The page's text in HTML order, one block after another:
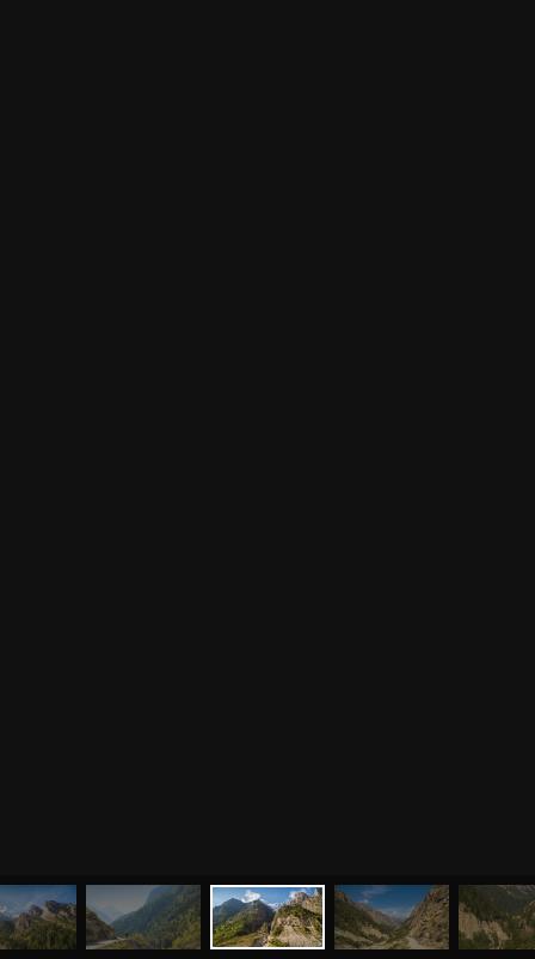
ЙОГА СЕМИНАРЫ МЕНЮ О НАС МАГАЗИН